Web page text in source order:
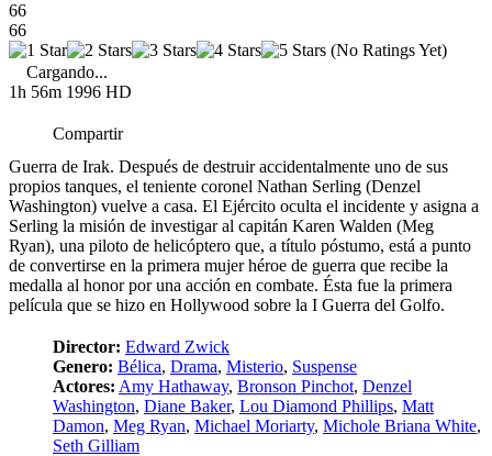
66
66
(No Ratings Yet)
Cargando...
1h 56m 1996 HD
Compartir
Guerra de Irak. Después de destruir accidentalmente uno de sus
propios tanques, el teniente coronel Nathan Serling (Denzel
Washington) vuelve a casa. El Ejército oculta el incidente y asigna a
Serling la misión de investigar al capitán Karen Walden (Meg
Ryan), una piloto de helicóptero que, a título póstumo, está a punto
de convertirse en la primera mujer héroe de guerra que recibe la
medalla al honor por una acción en combate. Ésta fue la primera
película que se hizo en Hollywood sobre la I Guerra del Golfo.
Director: Edward Zwick
Genero: Bélica, Drama, Misterio, Suspense
Actores: Amy Hathaway, Bronson Pinchot, Denzel
Washington, Diane Baker, Lou Diamond Phillips, Matt
Damon, Meg Ryan, Michael Moriarty, Michole Briana White,
Seth Gilliam